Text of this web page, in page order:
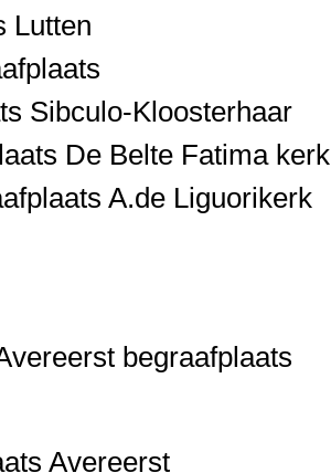
Lutten
Sibculo-Kloosterhaar
De Belte Fatima kerk
A.de Liguorikerk
begraafplaats
Avereerst